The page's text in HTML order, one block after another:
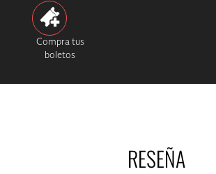
Compra tus
boletos
RESEÑA